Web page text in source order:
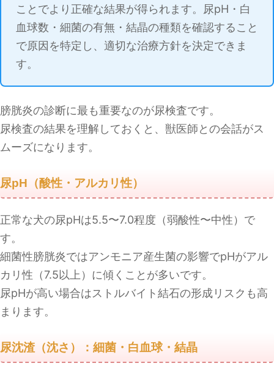
ことでより正確な結果が得られます。尿pH・白
血球数・細菌の有無・結晶の種類を確認すること
で原因を特定し、適切な治療方針を決定できま
す。
膀胱炎の診断に最も重要なのが尿検査です。
尿検査の結果を理解しておくと、獣医師との会話がス
ムーズになります。
尿pH（酸性・アルカリ性）
正常な犬の尿pHは5.5〜7.0程度（弱酸性〜中性）で
す。
細菌性膀胱炎ではアンモニア産生菌の影響でpHがアル
カリ性（7.5以上）に傾くことが多いです。
尿pHが高い場合はストルバイト結石の形成リスクも高
まります。
尿沈渣（沈さ）：細菌・白血球・結晶